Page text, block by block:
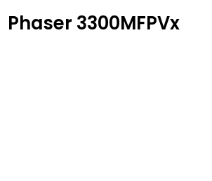
Phaser 3300MFPVx